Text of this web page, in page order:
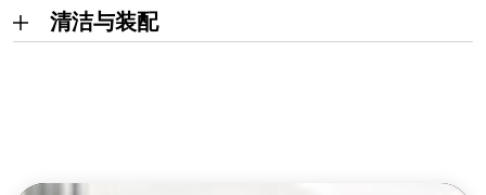
清洁与装配